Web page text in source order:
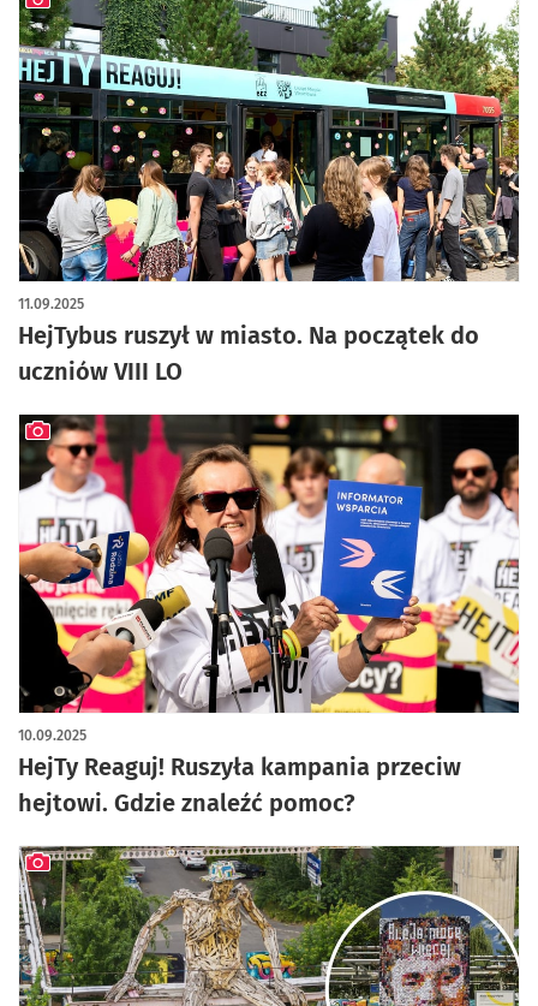
HejTybus ruszył w miasto. Na początek do
uczniów VIII LO
11.09.2025
artykuł z galerią zdjęć
HejTy Reaguj! Ruszyła kampania przeciw
hejtowi. Gdzie znaleźć pomoc?
10.09.2025
artykuł z galerią zdjęć